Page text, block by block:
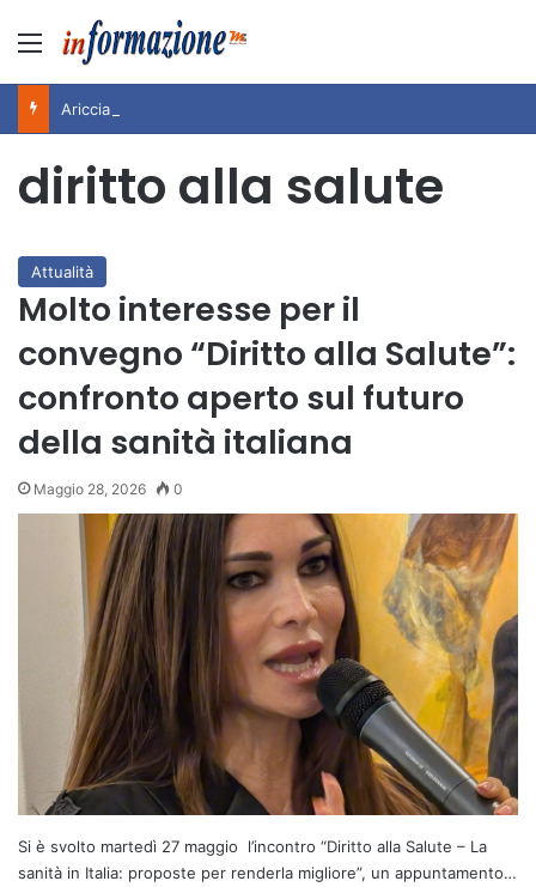
Menu
diritto alla salute
Attualità
Molto interesse per il
convegno “Diritto alla Salute”:
confronto aperto sul futuro
della sanità italiana
Maggio 28, 2026 0
Si è svolto martedì 27 maggio l’incontro “Diritto alla Salute – La
sanità in Italia: proposte per renderla migliore”, un appuntamento…